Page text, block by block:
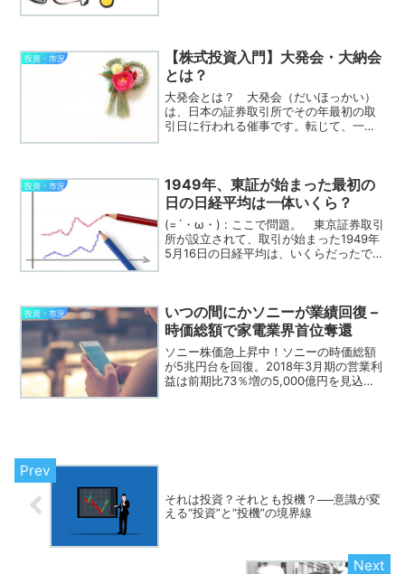
投資・市況
【株式投資入門】大発会・大納会
とは？
大発会とは？ 大発会（だいほっかい）
は、日本の証券取引所でその年最初の取
引日に行われる催事です。転じて、一般
合は、翌営業日（最初...
投資・市況
1949年、東証が始まった最初の
日の日経平均は一体いくら？
(=´・ω・) : ここで問題。 東京証券取引
所が設立されて、取引が始まった1949年
5月16日の日経平均は、いくらだったでし
投資・市況
いつの間にかソニーが業績回復 –
時価総額で家電業界首位奪還
ソニー株価急上昇中！ソニーの時価総額
が5兆円台を回復。2018年3月期の営業利
益は前期比73％増の5,000億円を見込
それは投資？それとも投機？──意識が変
える“投資”と“投機”の境界線